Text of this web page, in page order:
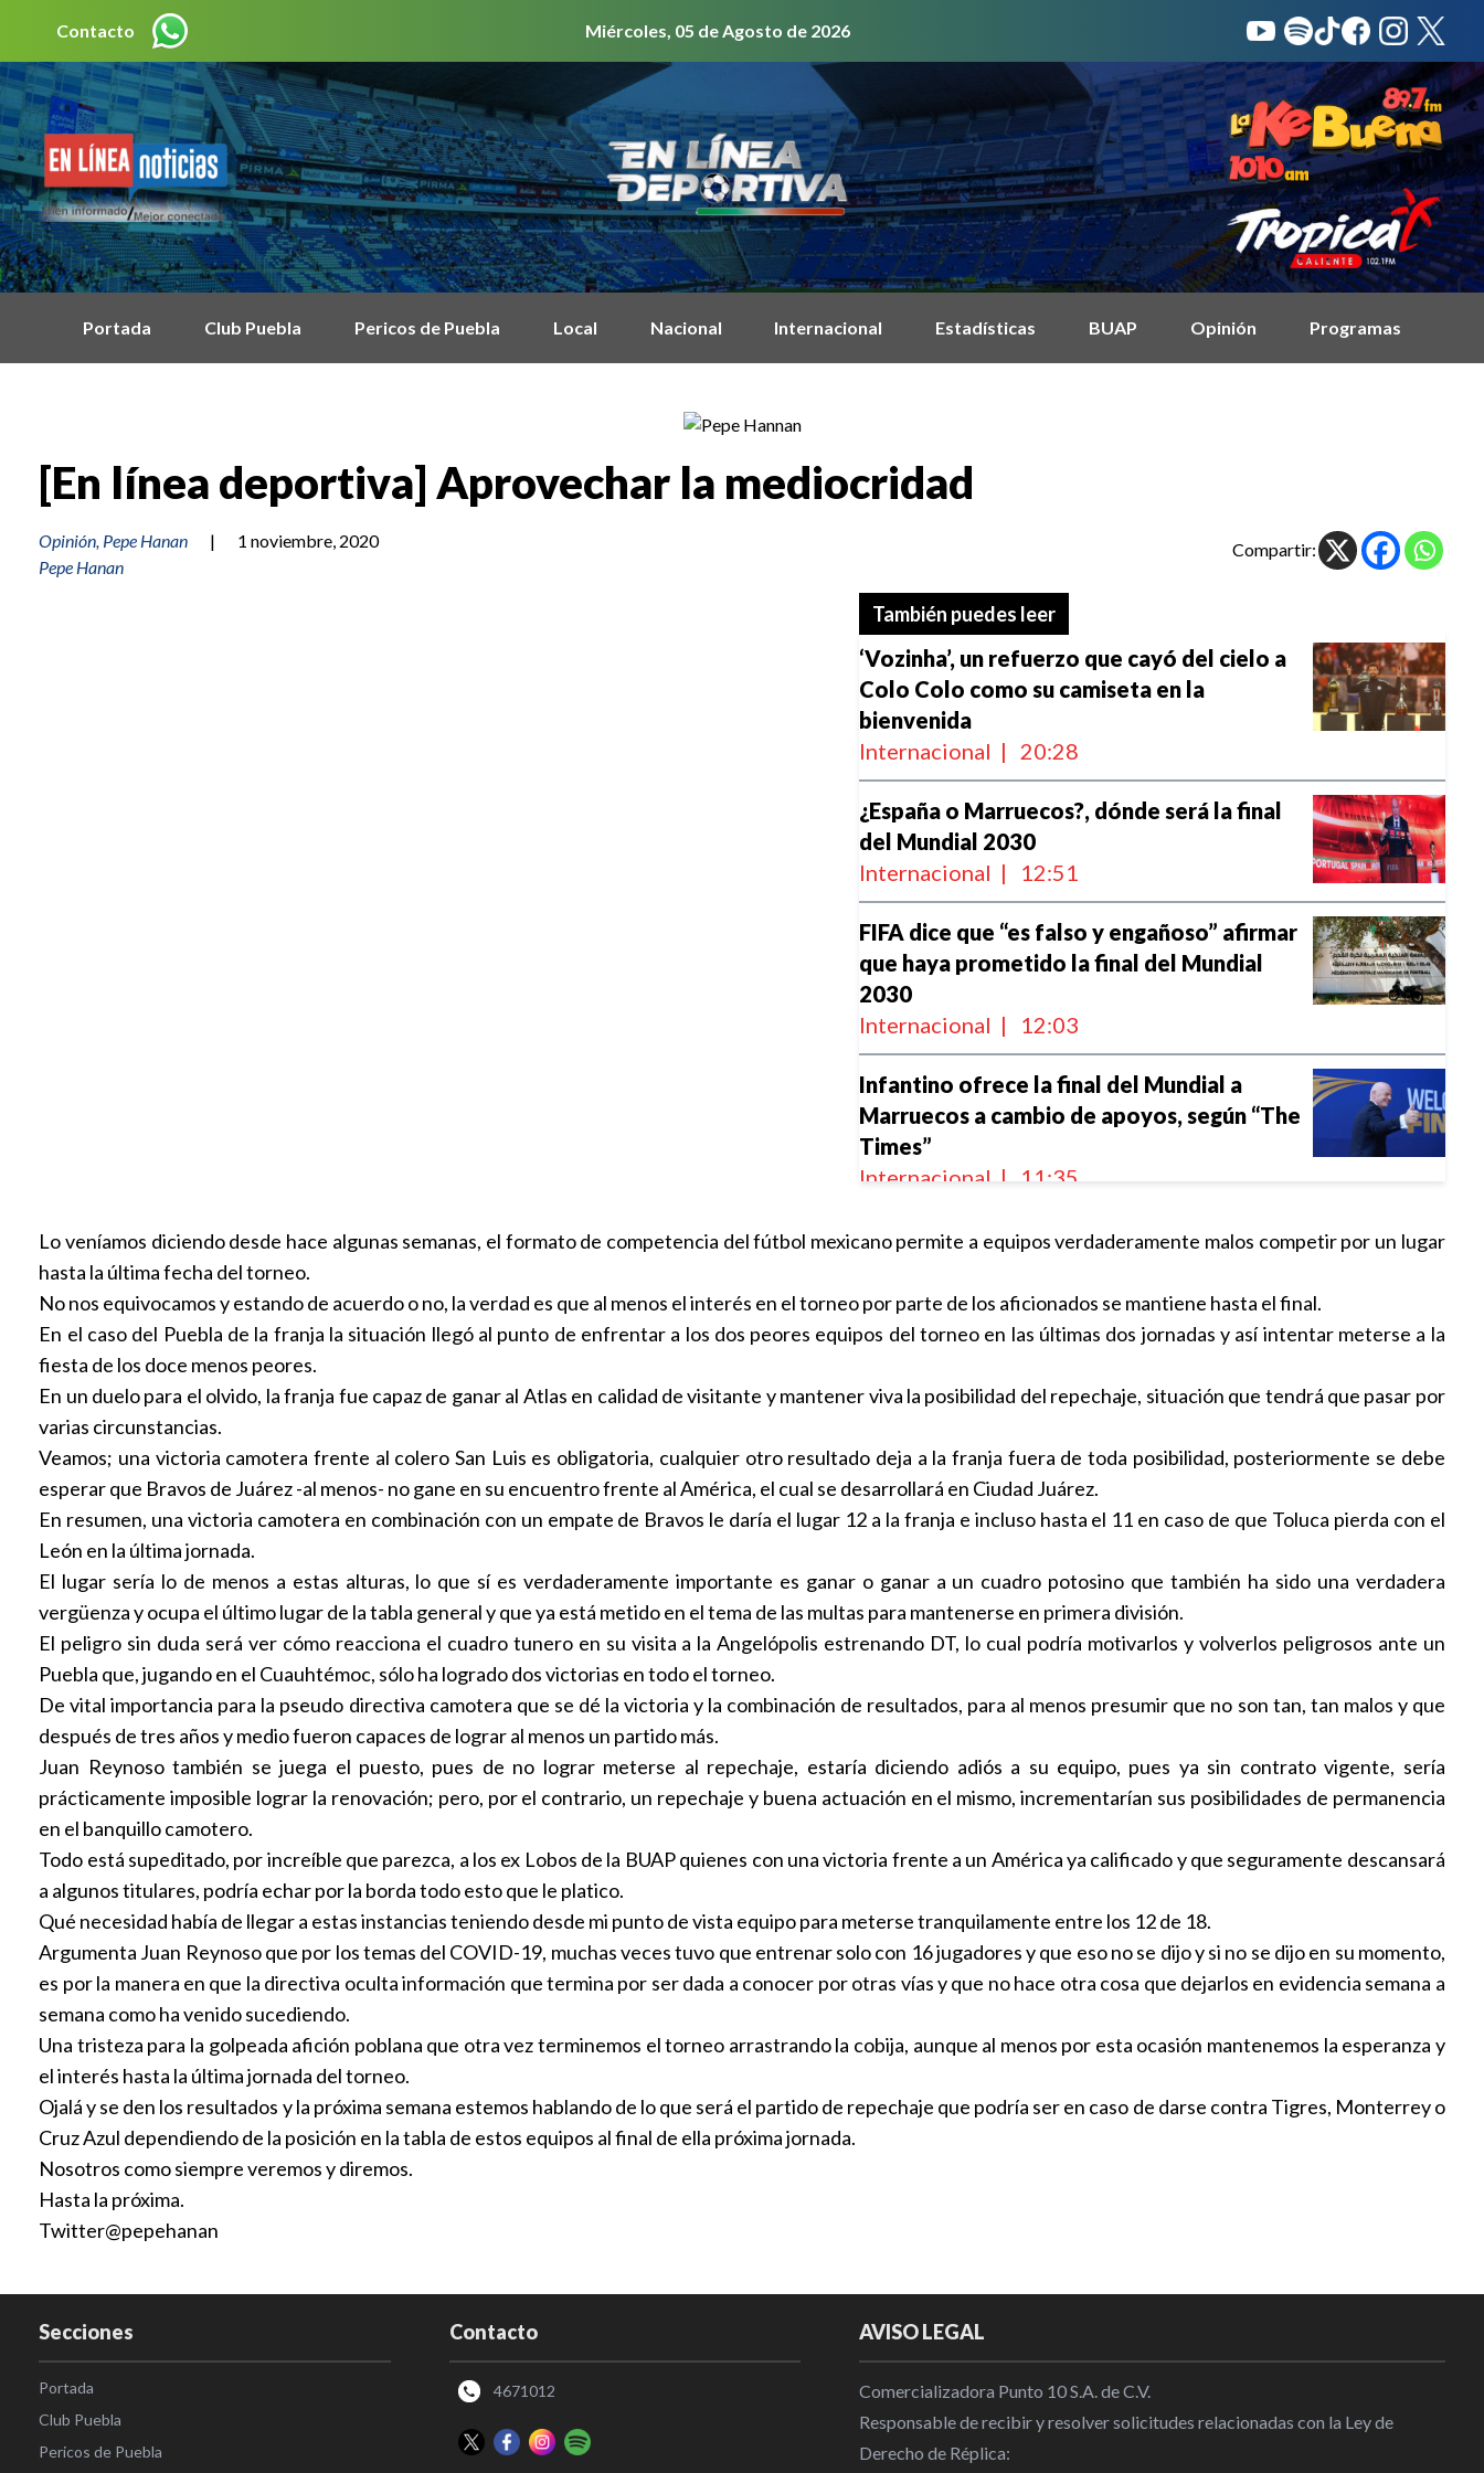
Contacto Miércoles, 05 de Agosto de 2026
Portada Club Puebla Pericos de Puebla Local Nacional Internacional Estadísticas BUAP Opinión Programas
[En línea deportiva] Aprovechar la mediocridad
Opinión, Pepe Hanan |
1 noviembre, 2020
Pepe Hanan
Compartir:
También puedes leer
‘Vozinha’, un refuerzo que cayó del cielo a
Colo Colo como su camiseta en la
bienvenida
Internacional | 20:28
¿España o Marruecos?, dónde será la final
del Mundial 2030
Internacional | 12:51
FIFA dice que “es falso y engañoso” afirmar
que haya prometido la final del Mundial
2030
Internacional | 12:03
Infantino ofrece la final del Mundial a
Marruecos a cambio de apoyos, según “The
Times”
Internacional | 11:35
Sumar y ganar para generar confianza, dice
Puebla
Club Puebla | 11:29
Las ligas europeas rechazan la expansión de
Internacional | 09:48
Mohamed Salah llega a Turquía para fichar
Internacional | 09:44
Emmith Smith reconoce la importancia de
el mundo
Jordania acusa a Infantino de “chantaje” y no
Internacional
| 11:53
La federación serbia retira su apoyo a la
reelección de Infnatino
Internacional
10:44
Lo veníamos diciendo desde hace algunas semanas, el formato de competencia del fútbol mexicano permite a equipos verdaderamente malos competir por un lugar
hasta la última fecha del torneo.
No nos equivocamos y estando de acuerdo o no, la verdad es que al menos el interés en el torneo por parte de los aficionados se mantiene hasta el final.
En el caso del Puebla de la franja la situación llegó al punto de enfrentar a los dos peores equipos del torneo en las últimas dos jornadas y así intentar meterse a la
fiesta de los doce menos peores.
En un duelo para el olvido, la franja fue capaz de ganar al Atlas en calidad de visitante y mantener viva la posibilidad del repechaje, situación que tendrá que pasar por
varias circunstancias.
Veamos; una victoria camotera frente al colero San Luis es obligatoria, cualquier otro resultado deja a la franja fuera de toda posibilidad, posteriormente se debe
esperar que Bravos de Juárez -al menos- no gane en su encuentro frente al América, el cual se desarrollará en Ciudad Juárez.
En resumen, una victoria camotera en combinación con un empate de Bravos le daría el lugar 12 a la franja e incluso hasta el 11 en caso de que Toluca pierda con el
León en la última jornada.
El lugar sería lo de menos a estas alturas, lo que sí es verdaderamente importante es ganar o ganar a un cuadro potosino que también ha sido una verdadera
vergüenza y ocupa el último lugar de la tabla general y que ya está metido en el tema de las multas para mantenerse en primera división.
El peligro sin duda será ver cómo reacciona el cuadro tunero en su visita a la Angelópolis estrenando DT, lo cual podría motivarlos y volverlos peligrosos ante un
Puebla que, jugando en el Cuauhtémoc, sólo ha logrado dos victorias en todo el torneo.
De vital importancia para la pseudo directiva camotera que se dé la victoria y la combinación de resultados, para al menos presumir que no son tan, tan malos y que
después de tres años y medio fueron capaces de lograr al menos un partido más.
Juan Reynoso también se juega el puesto, pues de no lograr meterse al repechaje, estaría diciendo adiós a su equipo, pues ya sin contrato vigente, sería
prácticamente imposible lograr la renovación; pero, por el contrario, un repechaje y buena actuación en el mismo, incrementarían sus posibilidades de permanencia
en el banquillo camotero.
Todo está supeditado, por increíble que parezca, a los ex Lobos de la BUAP quienes con una victoria frente a un América ya calificado y que seguramente descansará
a algunos titulares, podría echar por la borda todo esto que le platico.
Qué necesidad había de llegar a estas instancias teniendo desde mi punto de vista equipo para meterse tranquilamente entre los 12 de 18.
Argumenta Juan Reynoso que por los temas del COVID-19, muchas veces tuvo que entrenar solo con 16 jugadores y que eso no se dijo y si no se dijo en su momento,
es por la manera en que la directiva oculta información que termina por ser dada a conocer por otras vías y que no hace otra cosa que dejarlos en evidencia semana a
semana como ha venido sucediendo.
Una tristeza para la golpeada afición poblana que otra vez terminemos el torneo arrastrando la cobija, aunque al menos por esta ocasión mantenemos la esperanza y
el interés hasta la última jornada del torneo.
Ojalá y se den los resultados y la próxima semana estemos hablando de lo que será el partido de repechaje que podría ser en caso de darse contra Tigres, Monterrey o
Cruz Azul dependiendo de la posición en la tabla de estos equipos al final de ella próxima jornada.
Nosotros como siempre veremos y diremos.
Hasta la próxima.
Twitter@pepehanan
Secciones
Portada
Club Puebla
Pericos de Puebla
Contacto
4671012
AVISO LEGAL
Comercializadora Punto 10 S.A. de C.V.
Responsable de recibir y resolver solicitudes relacionadas con la Ley de
Derecho de Réplica: